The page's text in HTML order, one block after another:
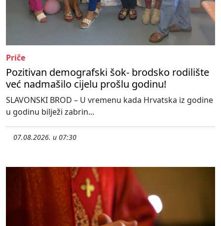
Priče
Pozitivan demografski šok- brodsko rodilište
već nadmašilo cijelu prošlu godinu!
SLAVONSKI BROD – U vremenu kada Hrvatska iz godine
u godinu bilježi zabrin...
07.08.2026. u 07:30